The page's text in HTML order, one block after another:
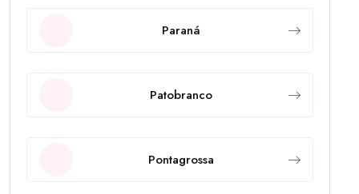
Paraná
Patobranco
Pontagrossa